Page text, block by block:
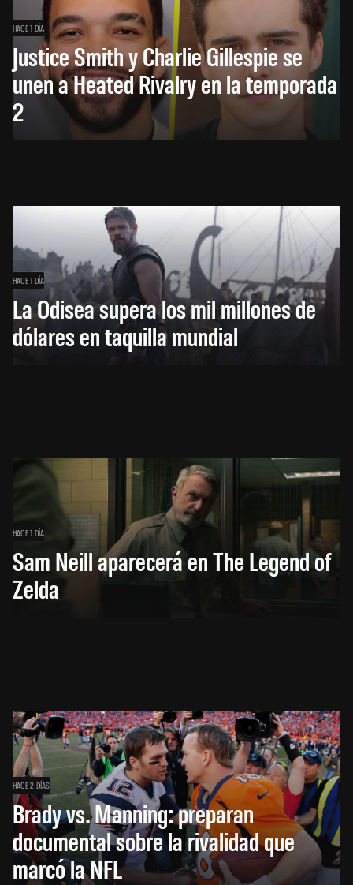
HACE 1 DÍA
Justice Smith y Charlie Gillespie se
unen a Heated Rivalry en la temporada
2
HACE 1 DÍA
La Odisea supera los mil millones de
dólares en taquilla mundial
HACE 1 DÍA
Sam Neill aparecerá en The Legend of
Zelda
HACE 2 DÍAS
Brady vs. Manning: preparan
documental sobre la rivalidad que
marcó la NFL